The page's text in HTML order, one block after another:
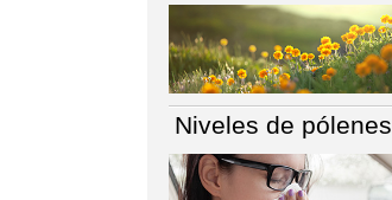
Niveles de pólenes